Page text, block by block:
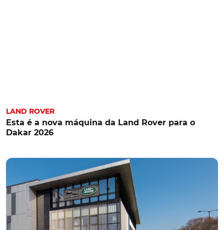
LAND ROVER
Esta é a nova máquina da Land Rover para o
Dakar 2026